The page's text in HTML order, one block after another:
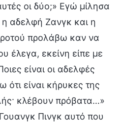
οι δύο;» Εγώ μίλησα
η αδελφή Ζανγκ και η
προλάβω καν να
έλεγα, εκείνη είπε με
είναι οι αδελφές
είναι κήρυκες της
κλέβουν πρόβατα…»
Πινγκ αυτό που